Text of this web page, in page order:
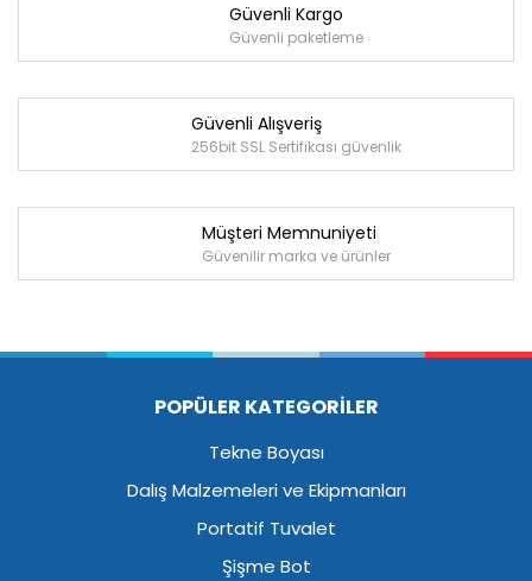
Güvenli Kargo
Güvenli paketleme
Güvenli Alışveriş
256bit SSL Sertifikası güvenlik
Müşteri Memnuniyeti
Güvenilir marka ve ürünler
POPÜLER KATEGORİLER
Tekne Boyası
Dalış Malzemeleri ve Ekipmanları
Portatif Tuvalet
Şişme Bot